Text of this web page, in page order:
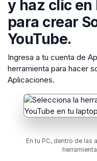
y haz clic
para crear
YouTube.
Ingresa a tu cuenta de
herramienta para hacer
Aplicaciones.
En tu PC, dentro de